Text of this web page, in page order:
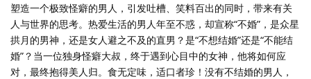
塑造一个极致怪癖的男人，引发吐槽、笑料百出的同时，带来有关
人与世界的思考。热爱生活的男人年至不惑，却宣称“不婚”，是众星
拱月的男神，还是女人避之不及的直男？是“不想结婚”还是“不能结
婚”？当一位独身怪癖大叔，终于遇到心目中的女神，他将如何应
对，最终抱得美人归。食无定味，适口者珍！没有不结婚的男人，